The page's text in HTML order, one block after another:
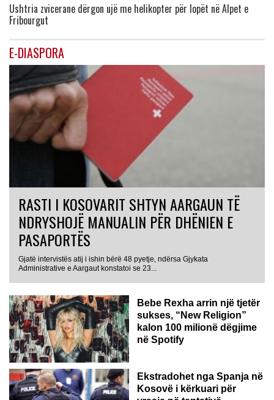
Ushtria zvicerane dërgon ujë me helikopter për lopët në Alpet e
Fribourgut
E-DIASPORA
RASTI I KOSOVARIT SHTYN AARGAUN TË
NDRYSHOJË MANUALIN PËR DHËNIEN E
PASAPORTËS
Gjatë intervistës atij i ishin bërë 48 pyetje, ndërsa Gjykata
Administrative e Aargaut konstatoi se 23...
Bebe Rexha arrin një tjetër
sukses, “New Religion”
kalon 100 milionë dëgjime
në Spotify
Ekstradohet nga Spanja në
Kosovë i kërkuari për